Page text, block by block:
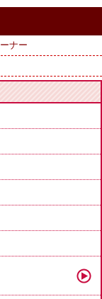
ナー